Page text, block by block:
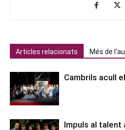
Articles relacionats Més de
Cambrils acull
Impuls al talent